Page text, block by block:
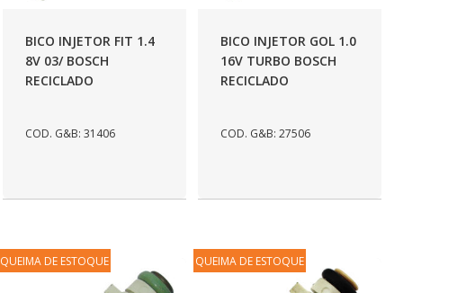
BICO INJETOR FIT 1.4
8V 03/ BOSCH
RECICLADO
COD. G&B: 31406
BICO INJETOR GOL 1.0
16V TURBO BOSCH
RECICLADO
COD. G&B: 27506
QUEIMA DE ESTOQUE QUEIMA DE ESTOQUE